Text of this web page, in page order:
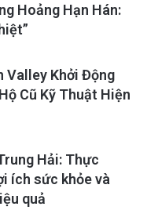
Hoảng Hạn Hán:
Valley Khởi Động
Cũ Kỹ Thuật Hiện
Hải: Thực
ích sức khỏe và
quả